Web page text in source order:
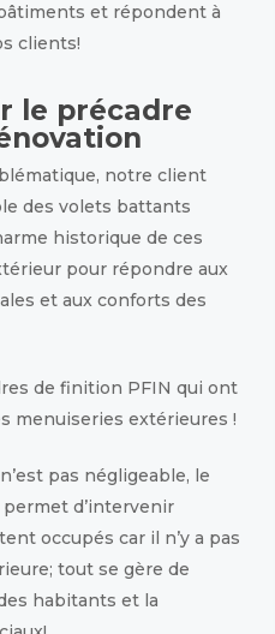
et répondent à
clients!
le précadre
notre client
des volets battants
historique de ces
pour répondre aux
et aux conforts des
de finition PFIN qui ont
menuiseries extérieures !
pas négligeable, le
d’intervenir
occupés car il n’y a pas
tout se gère de
habitants et la